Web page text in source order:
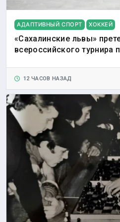
АДАПТИВНЫЙ СПОРТ ХОККЕЙ
«Сахалинские львы»
всероссийского
12 ЧАСОВ НАЗАД